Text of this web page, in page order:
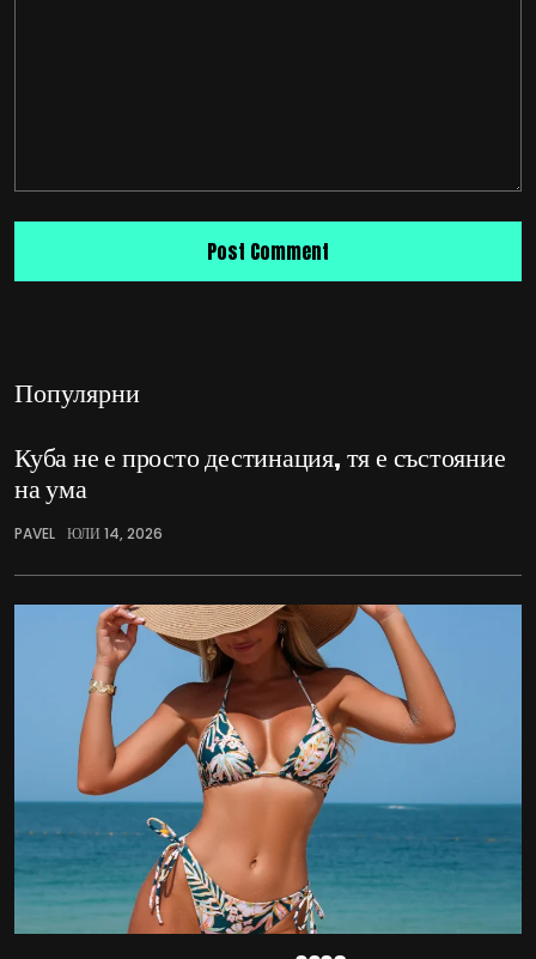
Популярни
Куба не е просто дестинация, тя е състояние
на ума
PAVEL ЮЛИ 14, 2026